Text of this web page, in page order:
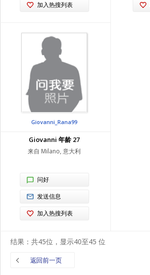
加入热搜列表
Giovanni_Rana99
Giovanni 年龄 27
来自 Milano, 意大利
问好
发送信息
加入热搜列表
返回前一页
结果：共45位，显示40至45 位